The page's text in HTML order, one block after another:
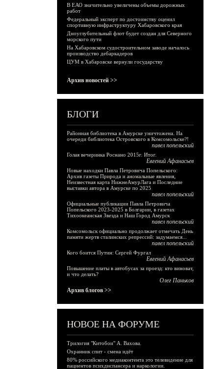
В ЕАО значительно увеличены объемы дорожных
работ
Федеральный эксперт по достоинству оценил
спортивную инфраструктуру Хабаровского края
Дноуглубительный флот будет создан для Северного
морского пути
На Хабаровском судостроительном заводе началось
производство дебаркадеров
ЦУМ в Хабаровске вернули государству
Архив новостей >>
БЛОГИ
Районная библиотека в Амурске уничтожена. На
очереди библиотека Островского в Комсомольске?!
павел попельский
Голая вечеринка Роснано 2015г. Итог.
Евгений Афанасьев
Новые находки Павла Петровича Попельского:
Архив газеты Природа и аномальные явления,
Неизвестная карта НижнеАмурЛага и Последние
выставки автора в Амурске по 2025
павел попельский
Официальные публикации Павла Петровича
Попельского 2023-2025 в Болгарии, в газетах
Тихоокеанская Звезда и Наш Город Амурск
павел попельский
Комсомольск официально продолжает отмечать День
памяти жертв сталинских репрессий: задумаемся...
павел попельский
Кого боится Путин: Сергей Фургал
Евгений Афанасьев
Повышение платы в автобусах за проезд: кто виноват,
и что делать?
Олег Паньков
Архив блогов >>
НОВОЕ НА ФОРУМЕ
Трилогия "Китобои" А. Вахова.
Охранник спит - смена идёт
80% российского медиаконтента это телевидение для
пациентов психдиспансера и наркологии.